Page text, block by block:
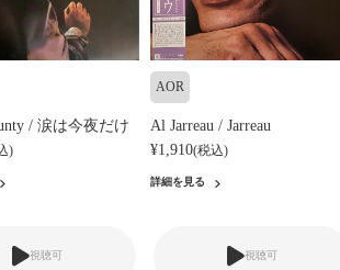
/ 涙は今夜だけ
)
視聴可
AOR
Al Jarreau / Jarreau
¥1,910(税込)
詳細を見る
視聴可